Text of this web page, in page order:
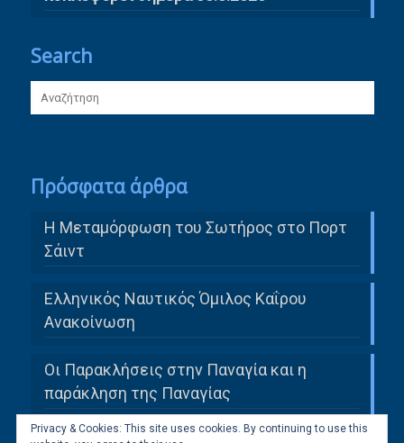
Search
Πρόσφατα άρθρα
Η Μεταμόρφωση του Σωτήρος στο Πορτ
Σάιντ
Ελληνικός Ναυτικός Όμιλος Καΐρου
Ανακοίνωση
Οι Παρακλήσεις στην Παναγία και η
παράκληση της Παναγίας
Privacy & Cookies: This site uses cookies. By continuing to use this